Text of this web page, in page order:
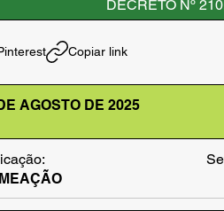
DECRETO Nº
Copiar link
AGOSTO DE 2025